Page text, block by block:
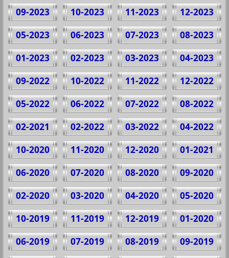
12-2023
11-2023
10-2023
09-2023
08-2023
07-2023
06-2023
05-2023
04-2023
03-2023
02-2023
01-2023
12-2022
11-2022
10-2022
09-2022
08-2022
07-2022
06-2022
05-2022
04-2022
03-2022
02-2022
02-2021
01-2021
12-2020
11-2020
10-2020
09-2020
08-2020
07-2020
06-2020
05-2020
04-2020
03-2020
02-2020
01-2020
12-2019
11-2019
10-2019
09-2019
08-2019
07-2019
06-2019